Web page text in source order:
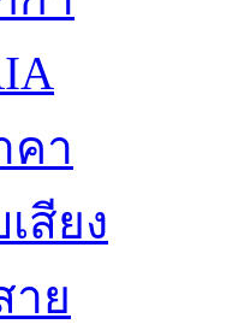
คา
สียง
าย